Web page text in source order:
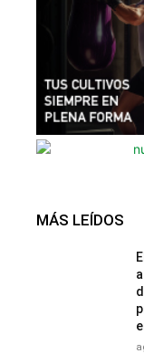
MÁS LEÍDOS